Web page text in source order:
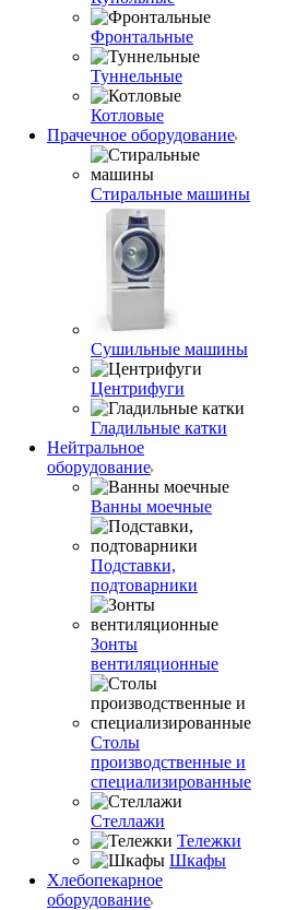
Фронтальные
Туннельные
Котловые
Прачечное оборудование
Стиральные машины
Сушильные машины
Центрифуги
Гладильные катки
Нейтральное
оборудование
Ванны моечные
Подставки,
подтоварники
Зонты
вентиляционные
Столы
производственные и
специализированные
Стеллажи
Тележки
Шкафы
Хлебопекарное
оборудование